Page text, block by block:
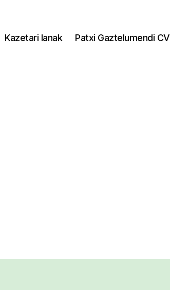
Kazetari lanak Patxi Gaztelumendi CV